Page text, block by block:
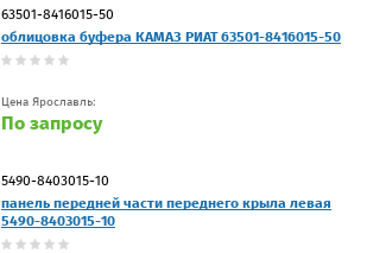
63501-8416015-50
облицовка буфера КАМАЗ РИАТ 63501-8416015-50
Цена Ярославль:
По запросу
5490-8403015-10
панель передней части переднего крыла левая
5490-8403015-10